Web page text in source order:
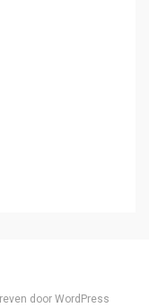
door WordPress